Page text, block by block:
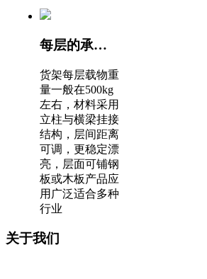
每层的承载能力较大
货架每层载物重
量一般在500kg
左右，材料采用
立柱与横梁挂接
结构，层间距离
可调，更稳定漂
亮，层面可铺钢
板或木板产品应
用广泛适合多种
行业
关于我们